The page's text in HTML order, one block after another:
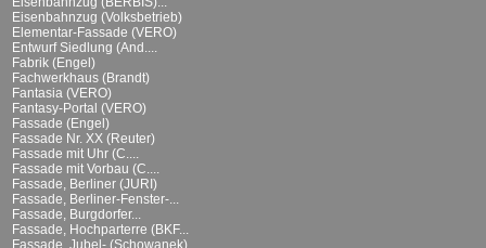
Eisenbahnzug (Volksbetrieb)
Elementar-Fassade (VERO)
Entwurf Siedlung (And....
Fabrik (Engel)
Fachwerkhaus (Brandt)
Fantasia (VERO)
Fantasy-Portal (VERO)
Fassade (Engel)
Fassade Nr. XX (Reuter)
Fassade mit Uhr (C....
Fassade mit Vorbau (C....
Fassade, Berliner (JURI)
Fassade, Berliner-Fenster-...
Fassade, Burgdorfer...
Fassade, Hochparterre (BKF...
Fassade, Jubel- (Schowanek)